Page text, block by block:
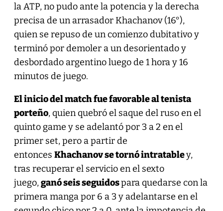
la ATP, no pudo ante la potencia y la derecha
precisa de un arrasador Khachanov (16°),
quien se repuso de un comienzo dubitativo y
terminó por demoler a un desorientado y
desbordado argentino luego de 1 hora y 16
minutos de juego.
El inicio del match fue favorable al tenista
porteño, quien quebró el saque del ruso en el
quinto game y se adelantó por 3 a 2 en el
primer set, pero a partir de
entonces Khachanov se tornó intratabley,
tras recuperar el servicio en el sexto
juego,ganó seis seguidospara quedarse con la
primera manga por 6 a 3 y adelantarse en el